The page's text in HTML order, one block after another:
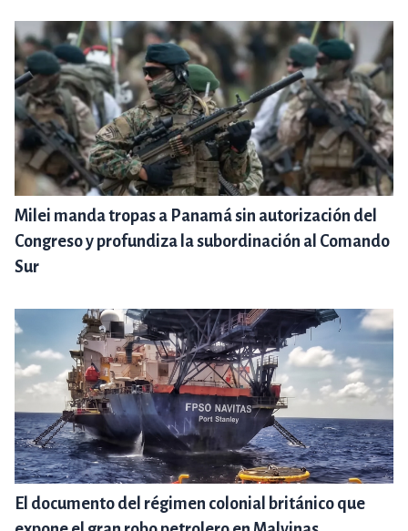
Milei manda tropas a Panamá sin autorización del
Congreso y profundiza la subordinación al Comando
Sur
El documento del régimen colonial británico que